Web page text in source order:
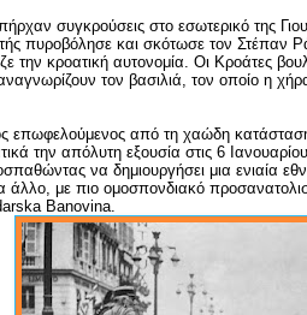
συγκρούσεις στο εσωτερικό της
πυροβόλησε και σκότωσε τον Στέπαν
την κροατική αυτονομία. Οι Κροάτες
τον βασιλιά, τον οποίο η
επωφελούμενος από τη χαώδη
την απόλυτη εξουσία στις 6
να δημιουργήσει μια ενιαία
άλλο, με πιο ομοσπονδιακό
Banovina.